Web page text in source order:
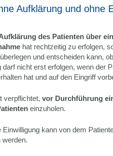
Aufklärung und ohne
des Patienten über
hat rechtzeitig zu erfolgen,
und entscheiden kann,
darf nicht erst erfolgen, wenn der
hat und auf den Eingriff
verpflichtet, vor Durchführung
einzuholen.
Einwilligung kann von dem
werden.